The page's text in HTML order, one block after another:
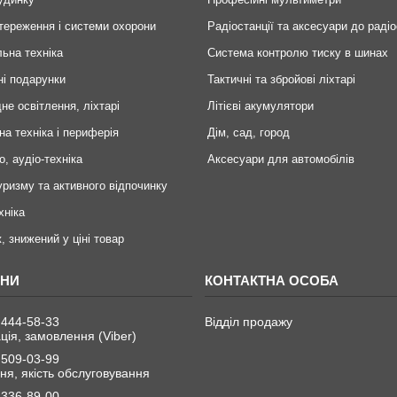
і системи охорони
техніка
подарунки
освітлення, ліхтарі
техніка і периферія
аудіо-техніка
та активного відпочинку
знижений у ціні товар
Радіостанції та аксесуари до
Система контролю тиску в шинах
Тактичні та збройові ліхтарі
Літієві акумулятори
Дім, сад, город
Аксесуари для автомобілів
58-33
замовлення (Viber)
03-99
якість обслуговування
Відділ продажу